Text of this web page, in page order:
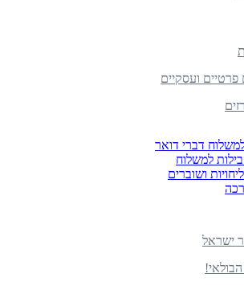
פרטיים ועסקיים
דברי דואר
למשלוח
ושוברים
ישראל